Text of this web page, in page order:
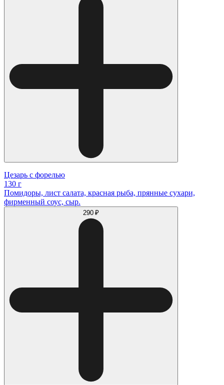
Цезарь с форелью
130 г
Помидоры, лист салата, красная рыба, прянные сухари,
фирменный соус, сыр.
290 ₽